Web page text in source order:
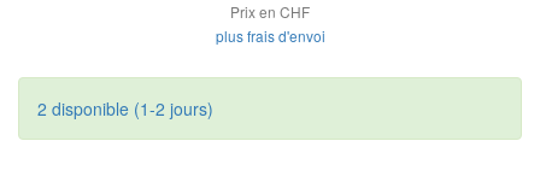
Prix en CHF
plus frais d'envoi
2 disponible (1-2 jours)